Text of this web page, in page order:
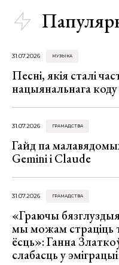
31.07.2026 МУЗЫКА
Песні, якія сталі
нацыянальнага коду
31.07.2026 ГРАМАДСТВА
Гайд па
Gemini і Claude
31.07.2026 ГРАМАДСТВА
«Граючы
мы можам страціць
ёсць»: Ганна
слабасць у эміграцыі